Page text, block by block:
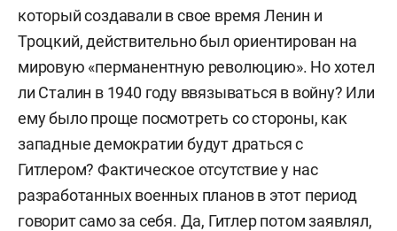
который создавали в свое время Ленин и
Троцкий, действительно был ориентирован на
мировую «перманентную революцию». Но хотел
ли Сталин в 1940 году ввязываться в войну? Или
ему было проще посмотреть со стороны, как
западные демократии будут драться с
Гитлером? Фактическое отсутствие у нас
разработанных военных планов в этот период
говорит само за себя. Да, Гитлер потом заявлял,